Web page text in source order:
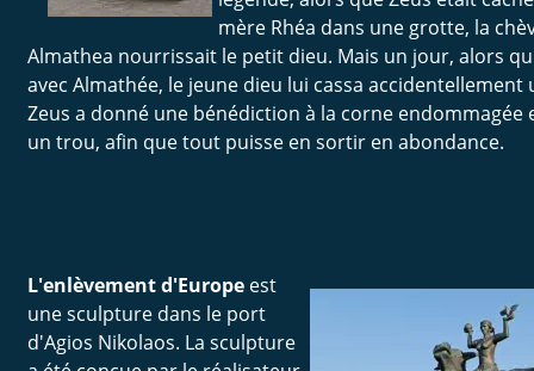
mère Rhéa dans une grotte, la
Almathea nourrissait le petit dieu. Mais un jour, alors
avec Almathée, le jeune dieu lui cassa
Zeus a donné une bénédiction à la corne
un trou, afin que tout puisse en sortir en abondance.
L'enlèvement d'Europe est
une sculpture dans le port
d'Agios Nikolaos. La sculpture